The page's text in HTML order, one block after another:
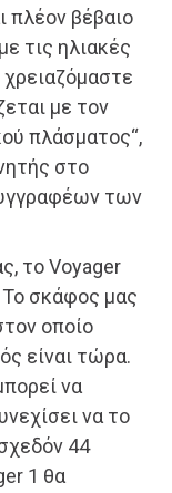
πλέον βέβαιο
τις ηλιακές
με τον
πλάσματος“,
στο
των
το Voyager
σκάφος μας
οποίο
είναι τώρα.
να
να το
44
1 θα